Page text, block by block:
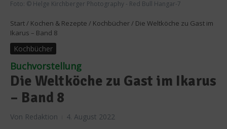
Foto: © Helge Kirchberger Photography - Red Bull Hangar-7
Start / Kochen & Rezepte / Kochbücher / Die Weltköche zu Gast im
Ikarus – Band 8
Kochbücher
Buchvorstellung
Die Weltköche zu Gast im Ikarus
– Band 8
Von Redaktion 4. August 2022